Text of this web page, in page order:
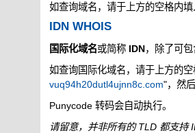
如查询域名，请于上方的空格内
IDN WHOIS
国际化域名或简称 IDN，除了可
如查询国际化域名，请于上方的
vuq94h20dutl4ujnn8c.com"，然
Punycode 转码会自动执行。
请留意，并非所有的 TLD 都支持